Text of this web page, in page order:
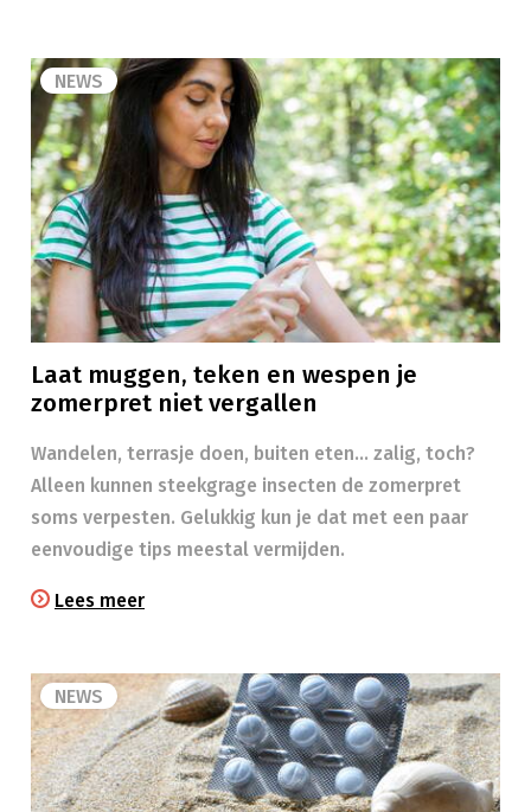
NEWS
Laat muggen, teken en wespen je
zomerpret niet vergallen
Wandelen, terrasje doen, buiten eten… zalig, toch?
Alleen kunnen steekgrage insecten de zomerpret
soms verpesten. Gelukkig kun je dat met een paar
eenvoudige tips meestal vermijden.
Lees meer
NEWS